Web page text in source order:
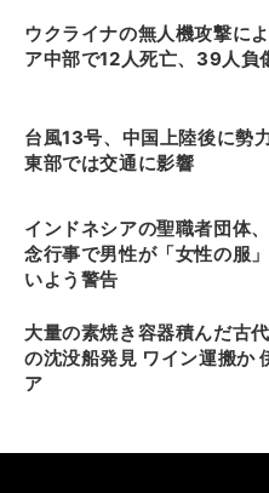
ウクライナの無人機攻撃に
ア中部で12人死亡、39人負
台風13号、中国上陸後に勢
東部では交通に影響
インドネシアの聖職者団体
念行事で男性が「女性の服
いよう警告
大量の素焼き容器積んだ古
の沈没船発見 ワイン運搬か
ア